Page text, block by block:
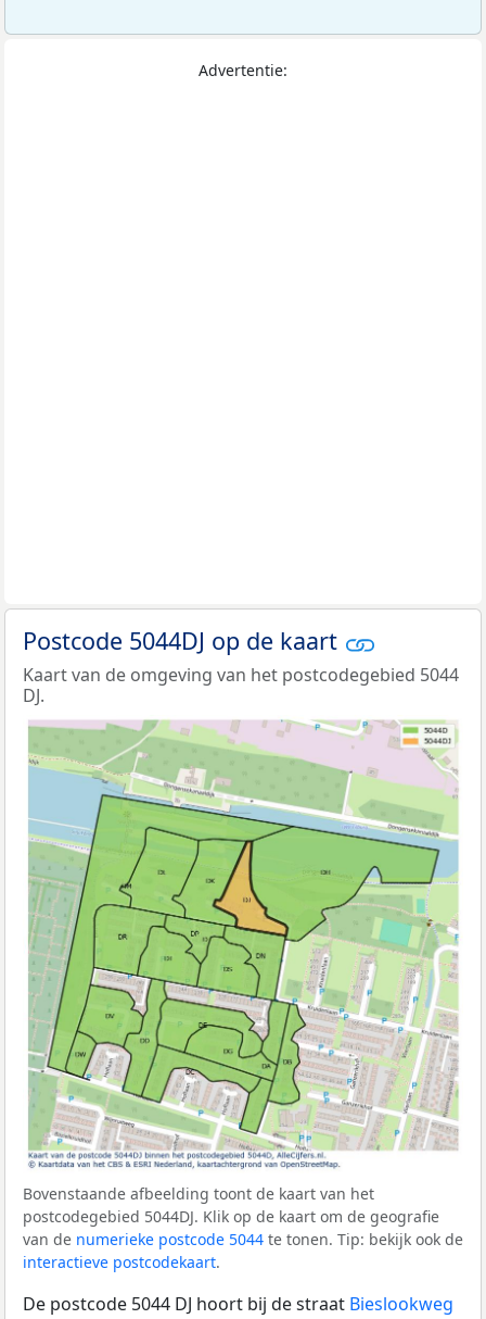
Advertentie:
Postcode 5044DJ op de kaart
Kaart van de omgeving van het postcodegebied 5044
DJ.
Bovenstaande afbeelding toont de kaart van het
postcodegebied 5044DJ. Klik op de kaart om de geografie
van de numerieke postcode 5044 te tonen. Tip: bekijk ook de
interactieve postcodekaart.
De postcode 5044 DJ hoort bij de straat Bieslookweg